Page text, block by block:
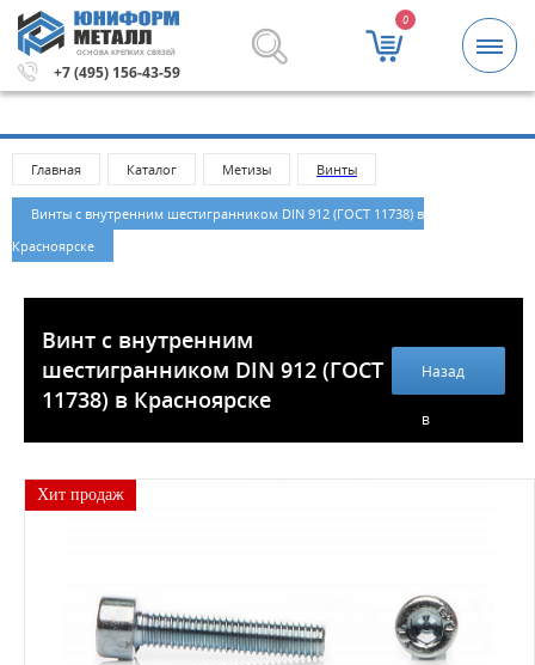
ОСНОВА КРЕПКИХ СВЯЗЕЙ
+7 (495) 156-43-59
0
рублей.Метизы и крепежные изделия оптом.
Главная Каталог Метизы Винты
Винты с внутренним шестигранником DIN 912 (ГОСТ 11738) в
Красноярске
Винт с внутренним
шестигранником DIN 912 (ГОСТ
11738) в Красноярске
Назад
в
Хит продаж